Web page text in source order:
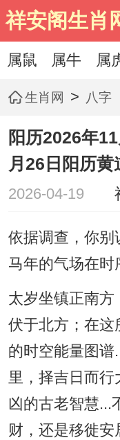
祥安阁生肖
属鼠 属牛 属
生肖网 > 八字
阳历2026年
月26日阳历黄
2026-04-19
依据调查，你别
马年的气场在时
太岁坐镇正南
伏于北方；在这
的时空能量图谱
里，择吉日而
凶的古老智慧...
财，还是移徙